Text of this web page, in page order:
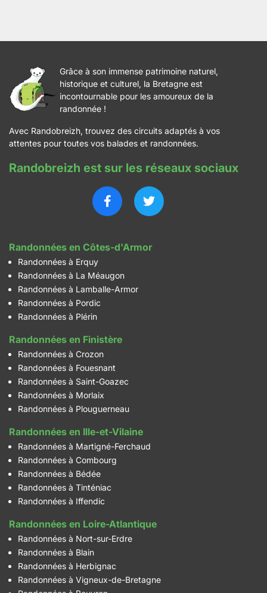
Grâce à son immense patrimoine naturel,
historique et culturel, la Bretagne est
incontournable pour les amoureux de la
randonnée !
Avec Randobreizh, trouvez des circuits adaptés à vos
attentes pour toutes vos balades et randonnées.
Randobreizh est sur les réseaux sociaux
Randonnées en Côtes-d'Armor
Randonnées à Erquy
Randonnées à La Méaugon
Randonnées à Lamballe-Armor
Randonnées à Pordic
Randonnées à Plérin
Randonnées en Finistère
Randonnées à Crozon
Randonnées à Fouesnant
Randonnées à Saint-Goazec
Randonnées à Morlaix
Randonnées à Plouguerneau
Randonnées en Ille-et-Vilaine
Randonnées à Martigné-Ferchaud
Randonnées à Combourg
Randonnées à Bédée
Randonnées à Tinténiac
Randonnées à Iffendic
Randonnées en Loire-Atlantique
Randonnées à Nort-sur-Erdre
Randonnées à Blain
Randonnées à Herbignac
Randonnées à Vigneux-de-Bretagne